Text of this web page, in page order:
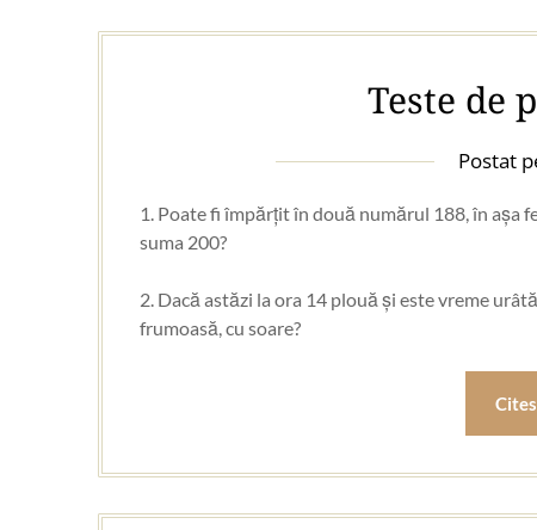
Teste de
Postat
1. Poate fi împărțit în două numărul 188, în așa
suma 200?
2. Dacă astăzi la ora 14 plouă și este vreme
frumoasă, cu soare?